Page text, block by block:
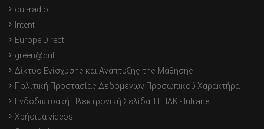
cut-radio
Intent
Europe Direct
green@cut
Δίκτυο Ενίσχυσης και Ανάπτυξης της Μάθησης
Πολιτική Προστασίας Δεδομένων Προσωπικού Χαρακτήρα
Ενδοδικτυακή Ηλεκτρονική Σελίδα ΤΕΠΑΚ - Intranet
Χρήσιμα videos